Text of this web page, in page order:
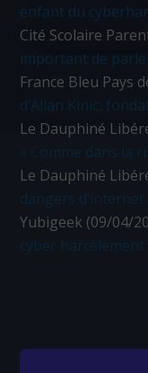
enfant du
Cité Scolaire
important de
France Bleu Pays
d’Allan Kinic,
Le Dauphiné
« Comme dans la
Le Dauphiné
dangers
Yubigeek (09/04/
cyber harcèlement